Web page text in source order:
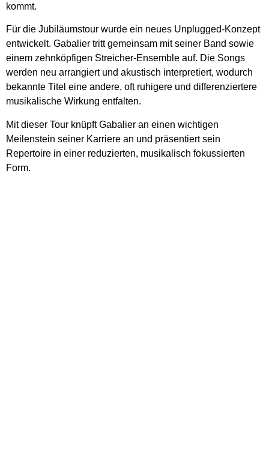
kommt.
Für die Jubiläumstour wurde ein neues Unplugged-Konzept
entwickelt. Gabalier tritt gemeinsam mit seiner Band sowie
einem zehnköpfigen Streicher-Ensemble auf. Die Songs
werden neu arrangiert und akustisch interpretiert, wodurch
bekannte Titel eine andere, oft ruhigere und differenziertere
musikalische Wirkung entfalten.
Mit dieser Tour knüpft Gabalier an einen wichtigen
Meilenstein seiner Karriere an und präsentiert sein
Repertoire in einer reduzierten, musikalisch fokussierten
Form.